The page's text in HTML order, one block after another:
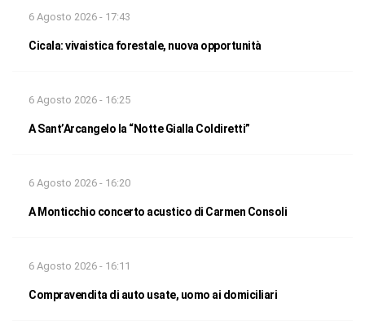
6 Agosto 2026 - 17:43
Cicala: vivaistica forestale, nuova opportunità
6 Agosto 2026 - 16:25
A Sant’Arcangelo la “Notte Gialla Coldiretti”
6 Agosto 2026 - 16:20
A Monticchio concerto acustico di Carmen Consoli
6 Agosto 2026 - 16:11
Compravendita di auto usate, uomo ai domiciliari